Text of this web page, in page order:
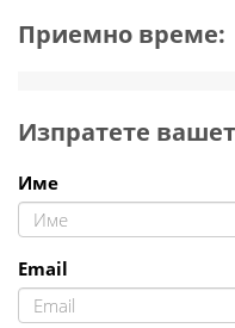
Приемно време:
Изпратете
Име
Email